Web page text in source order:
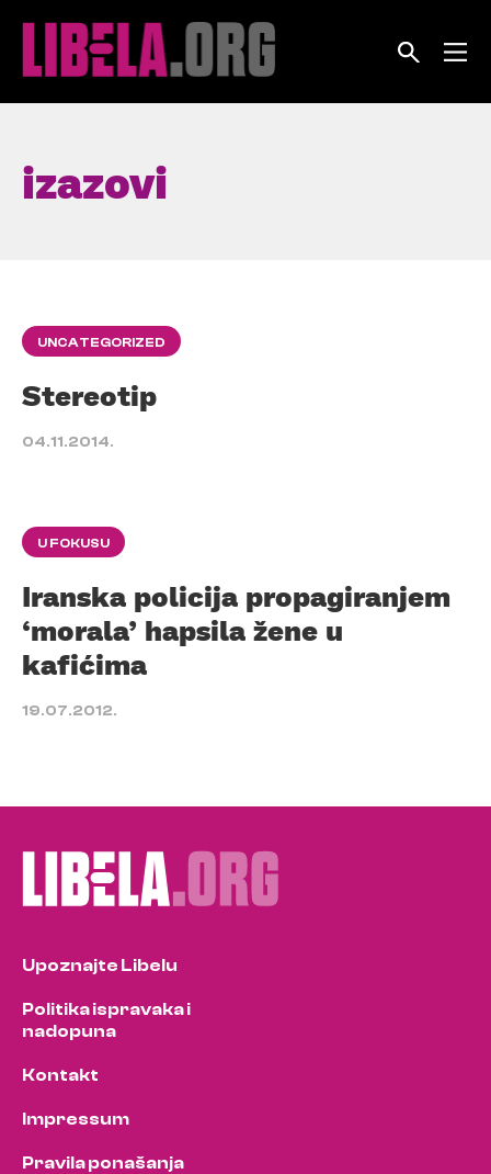
izazovi
UNCATEGORIZED
Stereotip
04.11.2014.
U FOKUSU
Iranska policija propagiranjem
‘morala’ hapsila žene u
kafićima
19.07.2012.
Upoznajte Libelu
Politika ispravaka i
nadopuna
Kontakt
Impressum
Pravila ponašanja